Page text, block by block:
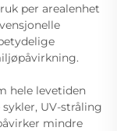
per arealenhet
hele levetiden
UV-stråling
mindre